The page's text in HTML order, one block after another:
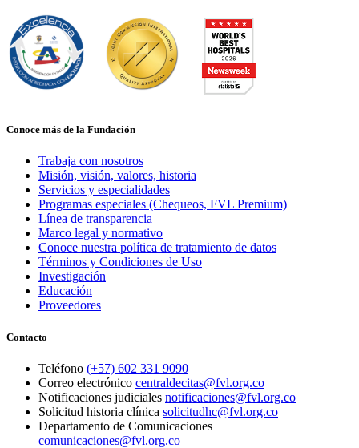
Conoce más de la Fundación
Trabaja con nosotros
Misión, visión, valores, historia
Servicios y especialidades
Programas especiales (Chequeos, FVL Premium)
Línea de transparencia
Marco legal y normativo
Conoce nuestra política de tratamiento de datos
Términos y Condiciones de Uso
Investigación
Educación
Proveedores
Contacto
Teléfono (+57) 602 331 9090
Correo electrónico centraldecitas@fvl.org.co
Notificaciones judiciales notificaciones@fvl.org.co
Solicitud historia clínica solicitudhc@fvl.org.co
Departamento de Comunicaciones
comunicaciones@fvl.org.co